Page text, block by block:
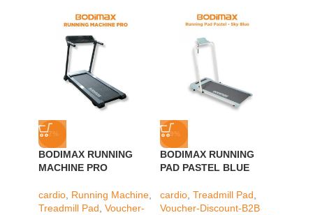
-7%
BODIMAX RUNNING
MACHINE PRO
cardio Running Machine
Treadmill Pad Voucher-
-9%
BODIMAX RUNNING
PAD PASTEL BLUE
cardio Treadmill Pad
Voucher-Discount-B2B